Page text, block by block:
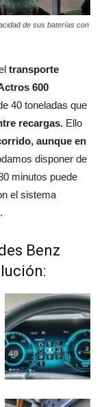
de sus baterías con
transporte
600
40 toneladas que
recargas. Ello
aunque en
disponer de
minutos puede
el sistema
Benz